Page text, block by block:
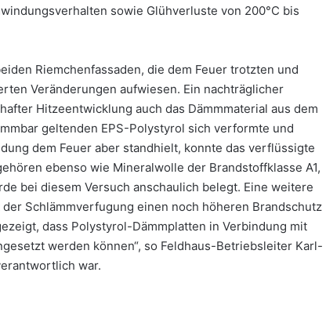
sowie Glühverluste von 200°C bis
Riemchenfassaden, die dem Feuer trotzten und
Veränderungen aufwiesen. Ein nachträglicher
Hitzeentwicklung auch das Dämmmaterial aus dem
geltenden EPS-Polystyrol sich verformte und
dem Feuer aber standhielt, konnte das verflüssigte
ebenso wie Mineralwolle der Brandstoffklasse A1,
bei diesem Versuch anschaulich belegt. Eine weitere
Schlämmverfugung einen noch höheren Brandschutz
dass Polystyrol-Dämmplatten in Verbindung mit
werden können“, so Feldhaus-Betriebsleiter Karl-
war.